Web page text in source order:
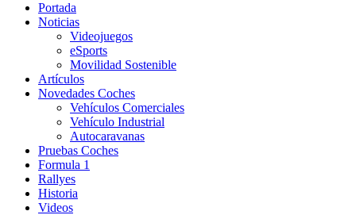
Portada
Noticias
Videojuegos
eSports
Movilidad Sostenible
Artículos
Novedades Coches
Vehículos Comerciales
Vehículo Industrial
Autocaravanas
Pruebas Coches
Formula 1
Rallyes
Historia
Videos